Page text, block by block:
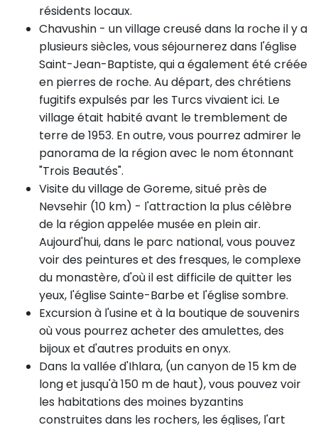
résidents locaux.
Chavushin - un village creusé dans la roche il y a
plusieurs siècles, vous séjournerez dans l'église
Saint-Jean-Baptiste, qui a également été créée
en pierres de roche. Au départ, des chrétiens
fugitifs expulsés par les Turcs vivaient ici. Le
village était habité avant le tremblement de
terre de 1953. En outre, vous pourrez admirer le
panorama de la région avec le nom étonnant
"Trois Beautés".
Visite du village de Goreme, situé près de
Nevsehir (10 km) - l'attraction la plus célèbre
de la région appelée musée en plein air.
Aujourd'hui, dans le parc national, vous pouvez
voir des peintures et des fresques, le complexe
du monastère, d'où il est difficile de quitter les
yeux, l'église Sainte-Barbe et l'église sombre.
Excursion à l'usine et à la boutique de souvenirs
où vous pourrez acheter des amulettes, des
bijoux et d'autres produits en onyx.
Dans la vallée d'Ihlara, (un canyon de 15 km de
long et jusqu'à 150 m de haut), vous pouvez voir
les habitations des moines byzantins
construites dans les rochers, les églises, l'art